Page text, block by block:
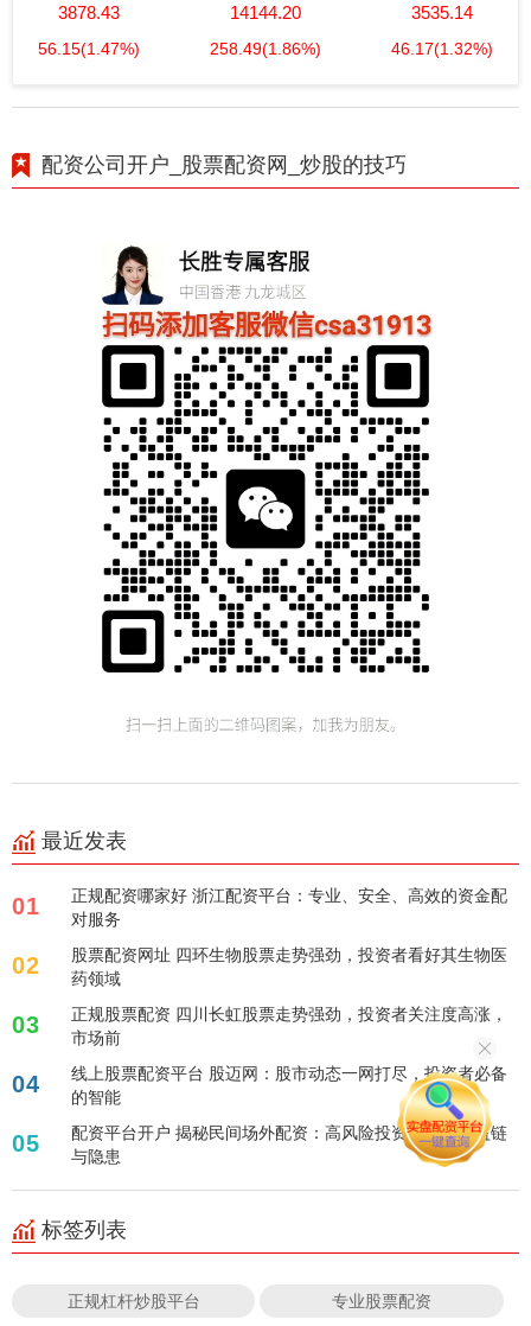
3878.43
56.15(1.47%)
14144.20
258.49(1.86%)
3535.14
46.17(1.32%)
配资公司开户_股票配资网_炒股的技巧
最近发表
01
正规配资哪家好 浙江配资平台：专业、安全、高效的资金配
对服务
02
股票配资网址 四环生物股票走势强劲，投资者看好其生物医
药领域
03
正规股票配资 四川长虹股票走势强劲，投资者关注度高涨，
市场前
04
线上股票配资平台 股迈网：股市动态一网打尽，投资者必备
的智能
05
配资平台开户 揭秘民间场外配资：高风险投资背后的利益链
与隐患
标签列表
正规杠杆炒股平台 专业股票配资